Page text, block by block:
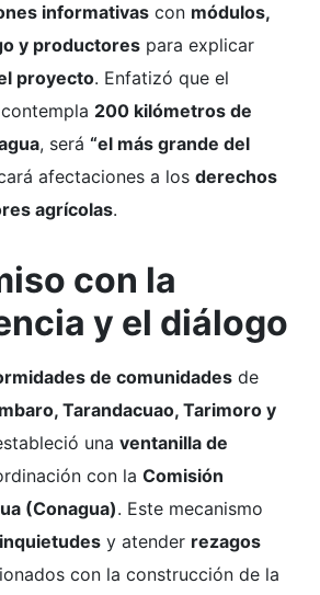
informativas con módulos,
y productores para explicar
proyecto. Enfatizó que el
200 kilómetros de
, será “el más grande del
afectaciones a los derechos
agrícolas.
con la
y el diálogo
de comunidades de
Tarandacuao, Tarimoro y
una ventanilla de
con la Comisión
(Conagua). Este mecanismo
y atender rezagos
con la construcción de la